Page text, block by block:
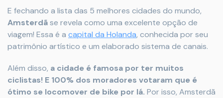
E fechando a lista das 5 melhores cidades do mundo,
Amsterdãse revela como uma excelente opção de
viagem! Essa é a capital da Holanda, conhecida por seu
patrimônio artístico e um elaborado sistema de canais.
Além disso, a cidade é famosa por ter muitos
ciclistas! E 100% dos moradores votaram que é
ótimo se locomover de bike por lá. Por isso, Amsterdã